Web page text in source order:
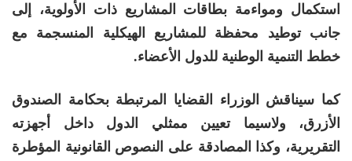
استكمال ومواءمة بطاقات المشاريع ذات الأولوية، إلى
جانب توطيد محفظة للمشاريع الهيكلية المنسجمة مع
خطط التنمية الوطنية للدول الأعضاء.
كما سيناقش الوزراء القضايا المرتبطة بحكامة الصندوق
الأزرق، ولاسيما تعيين ممثلي الدول داخل أجهزته
التقريرية، وكذا المصادقة على النصوص القانونية المؤطرة